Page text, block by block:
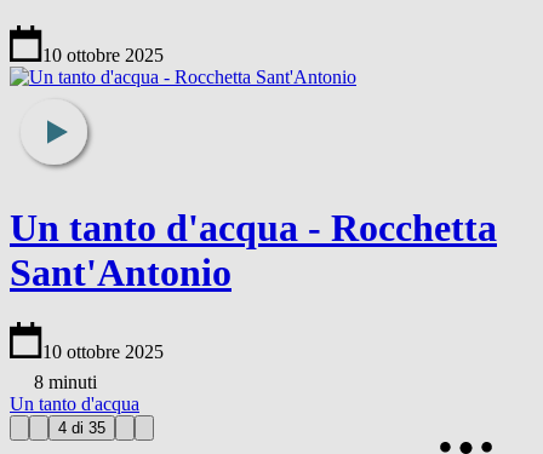
10 ottobre 2025
Un tanto d'acqua - Rocchetta
Sant'Antonio
10 ottobre 2025
8 minuti
Un tanto d'acqua
4 di 35